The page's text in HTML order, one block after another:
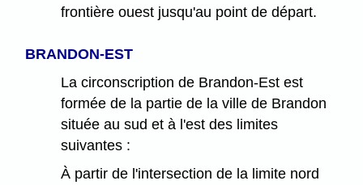
frontière ouest jusqu'au point de départ.
BRANDON-EST
La circonscription de Brandon-Est est
formée de la partie de la ville de Brandon
située au sud et à l'est des limites
suivantes :
À partir de l'intersection de la limite nord